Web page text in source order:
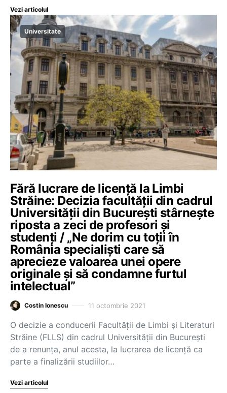
Vezi articolul
Universitate
Fără lucrare de licență la Limbi
Străine: Decizia facultății din cadrul
Universității din București stârnește
riposta a zeci de profesori și
studenți / „Ne dorim cu toții în
România specialiști care să
aprecieze valoarea unei opere
originale și să condamne furtul
intelectual”
Costin Ionescu 11 octombrie 2021
O decizie a conducerii Facultății de Limbi și Literaturi
Străine (FLLS) din cadrul Universității din București
de a renunța, anul acesta, la lucrarea de licență ca
parte a finalizării studiilor…
Vezi articolul